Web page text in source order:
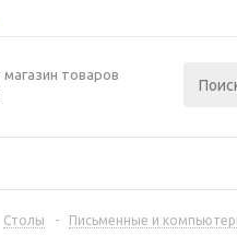
товаров
Столы - Письменные и